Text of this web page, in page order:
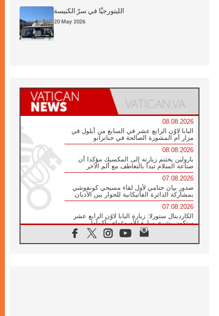
الليتورجيَّا في سرّ الكنيسة
20 May 2026
08.08.2026
البابا لاوُن الرابع عشر في السابع من أيلول في
مزار أم المشورة الصالحة في جناتزانو
08.08.2026
بارولين يختتم زيارته إلى المكسيك مؤكدا أن
صناعة السلام تبدأ بالتعاطف مع ألم الآخر
07.08.2026
صدور بيان ختامي لأول لقاء مسيحي كونفوشي
بمشاركة الدائرة الفاتيكانية للحوار بين الأديان
07.08.2026
الكاردينال ستورلا: زيارة البابا لاوُن الرابع عشر
ستكون بشرى سارة للأوروغواي بأكملها
الفاتيكان يعلن برنامج الزيارة الرسولية للبابا لاوُن